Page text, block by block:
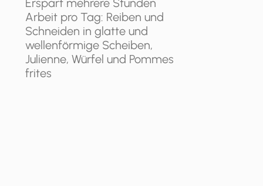
Erspart mehrere Stunden
Arbeit pro Tag: Reiben und
Schneiden in glatte und
wellenförmige Scheiben,
Julienne, Würfel und Pommes
frites